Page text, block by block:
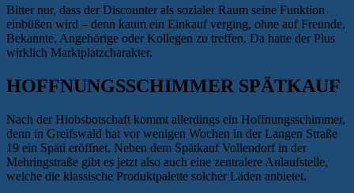
Bitter nur, dass der Discounter als sozialer Raum seine Funktion
einbüßen wird – denn kaum ein Einkauf verging, ohne auf Freunde,
Bekannte, Angehörige oder Kollegen zu treffen. Da hatte der Plus
wirklich Marktplatzcharakter.
HOFFNUNGSSCHIMMER SPÄTKAUF
Nach der Hiobsbotschaft kommt allerdings ein Hoffnungsschimmer,
denn in Greifswald hat vor wenigen Wochen in der Langen Straße
19 ein Späti eröffnet. Neben dem Spätkauf Vollendorf in der
Mehringstraße gibt es jetzt also auch eine zentralere Anlaufstelle,
welche die klassische Produktpalette solcher Läden anbietet.